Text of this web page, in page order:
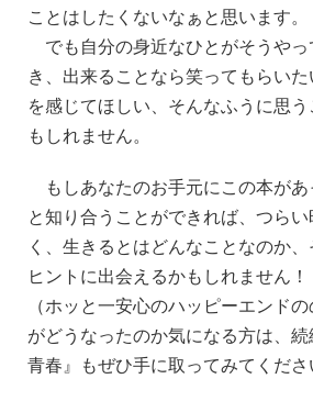
ことはしたくないなぁと思います。
でも自分の身近なひとがそうやっ
き、出来ることなら笑ってもらい
を感じてほしい、そんなふうに思
もしれません。
もしあなたのお手元にこの本が
と知り合うことができれば、つら
く、生きるとはどんなことなのか
ヒントに出会えるかもしれません！
（ホッと一安心のハッピーエンド
がどうなったのか気になる方は、
青春』もぜひ手に取ってみてくださ